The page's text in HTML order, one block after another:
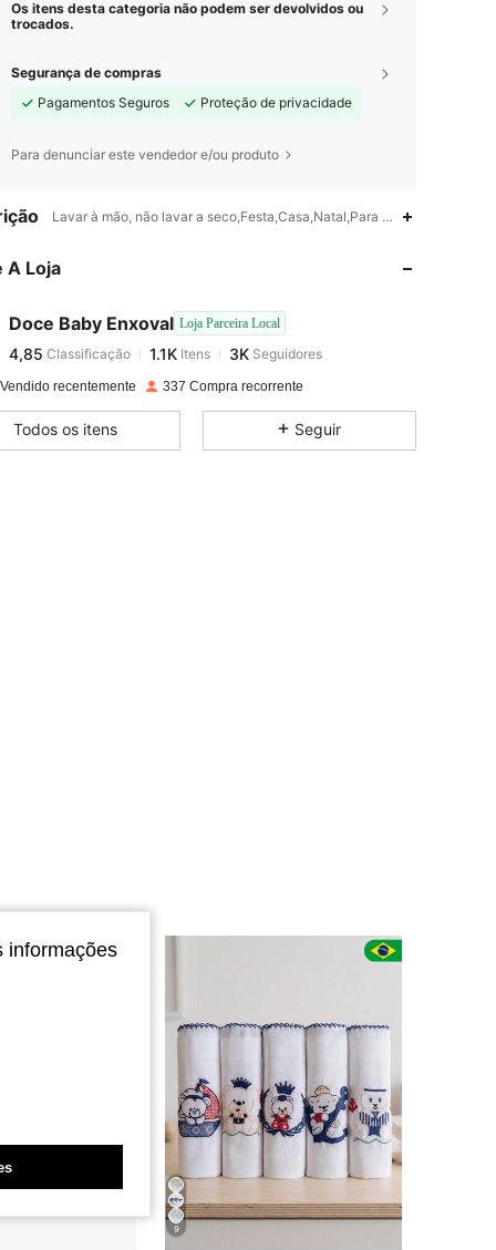
Os itens desta categoria não podem ser devolvidos ou
trocados.
Segurança de compras
Pagamentos Seguros
Proteção de privacidade
Para denunciar este vendedor e/ou produto
Lavar à mão, não lavar a seco,Festa,Casa,Natal,Para
A Loja
Doce Baby Enxoval Loja Parceira Local
4,85 1.1K 3K
4,85
d***1pago 1 dia atrás
4,85 1.1K 3K
recentemente 337 Compra recorrente
Todos os itens Seguir
9
informações